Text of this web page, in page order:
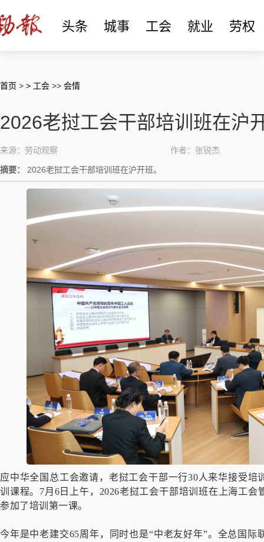
头条 城事 工会 就业 劳权
首页 > > 工会 >> 会情
​2026老挝工会干部培训班在沪
来源：劳动观察 作者：张锐杰
摘要： ​2026老挝工会干部培训班在沪开班。
应中华全国总工会邀请，老挝工会干部一行30人来华接受
训课程。7月6日上午，2026老挝工会干部培训班在上海工
参加了培训第一课。
今年是中老建交65周年，同时也是“中老友好年”。全总国